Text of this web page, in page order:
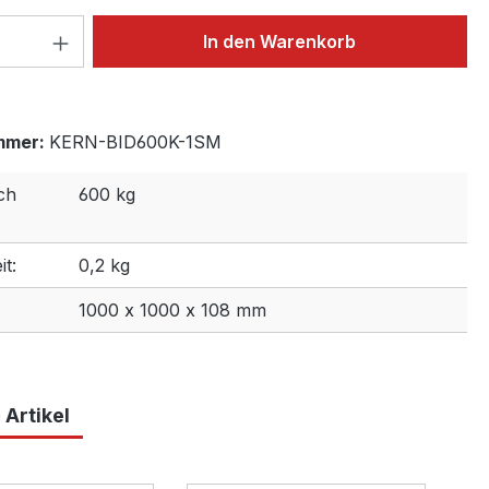
Anzahl: Gib den gewünschten Wert
In den Warenkorb
KERN-BID600K-1SM
600 kg
0,2 kg
1000 x 1000 x 108 mm
Artikel